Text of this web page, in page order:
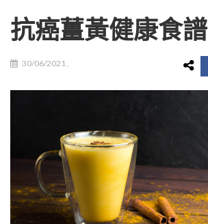
抗癌薑黃健康食譜
30/06/2021